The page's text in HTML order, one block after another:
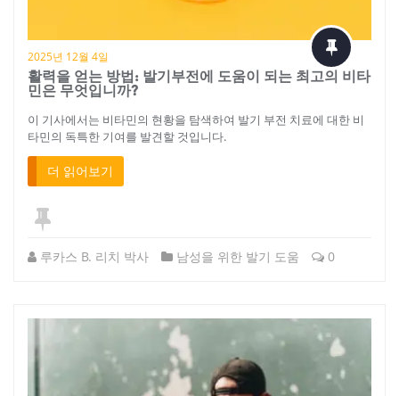
2025년 12월 4일
활력을 얻는 방법: 발기부전에 도움이 되는 최고의 비타
민은 무엇입니까?
이 기사에서는 비타민의 현황을 탐색하여 발기 부전 치료에 대한 비
타민의 독특한 기여를 발견할 것입니다.
더 읽어보기
루카스 B. 리치 박사 남성을 위한 발기 도움 0